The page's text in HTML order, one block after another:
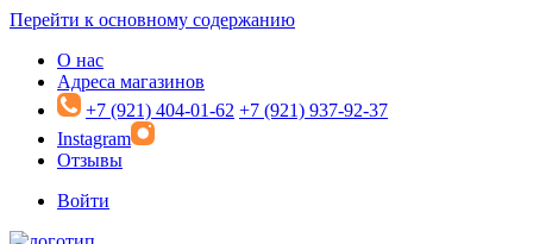
Перейти к основному содержанию
О нас
Адреса магазинов
+7 (921) 404-01-62 +7 (921) 937-92-37
Instagram
Отзывы
Войти